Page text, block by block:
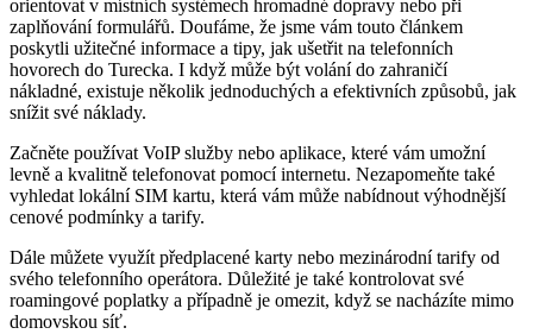
orientovat v místních systémech hromadné dopravy nebo při
zaplňování formulářů. Doufáme, že jsme vám touto článkem
poskytli užitečné informace a tipy, jak ušetřit na telefonních
hovorech do Turecka. I když může být volání do zahraničí
nákladné, existuje několik jednoduchých a efektivních způsobů, jak
snížit své náklady.
Začněte používat VoIP služby nebo aplikace, které vám umožní
levně a kvalitně telefonovat pomocí internetu. Nezapomeňte také
vyhledat lokální SIM kartu, která vám může nabídnout výhodnější
cenové podmínky a tarify.
Dále můžete využít předplacené karty nebo mezinárodní tarify od
svého telefonního operátora. Důležité je také kontrolovat své
roamingové poplatky a případně je omezit, když se nacházíte mimo
domovskou síť.